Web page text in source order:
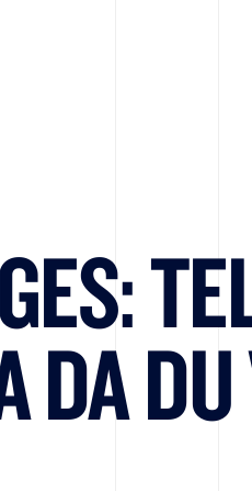
DA